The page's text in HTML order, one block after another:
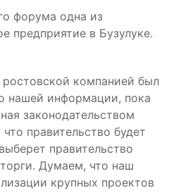
форума одна из
предприятие в Бузулуке.
компанией был
нашей информации, пока
законодательством
правительство будет
правительство
Думаем, что наш
крупных проектов